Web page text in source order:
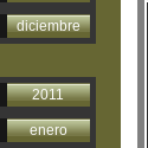
diciembre
2011
enero